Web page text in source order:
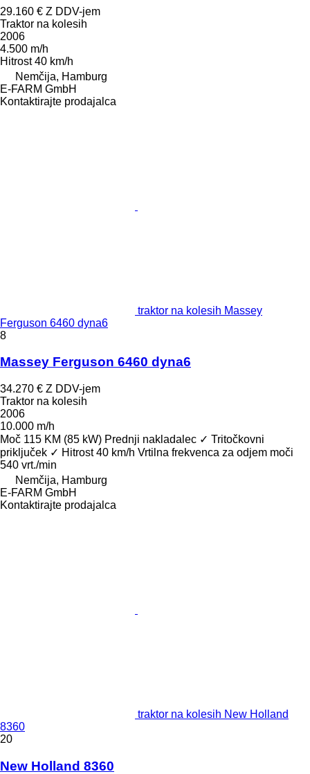
29.160 € Z DDV-jem
Traktor na kolesih
2006
4.500 m/h
Hitrost 40 km/h
Nemčija, Hamburg
E-FARM GmbH
Kontaktirajte prodajalca
traktor na kolesih Massey
Ferguson 6460 dyna6
8
Massey Ferguson 6460 dyna6
34.270 € Z DDV-jem
Traktor na kolesih
2006
10.000 m/h
Moč 115 KM (85 kW) Prednji nakladalec ✓ Tritočkovni
priključek ✓ Hitrost 40 km/h Vrtilna frekvenca za odjem moči
540 vrt./min
Nemčija, Hamburg
E-FARM GmbH
Kontaktirajte prodajalca
traktor na kolesih New Holland
8360
20
New Holland 8360